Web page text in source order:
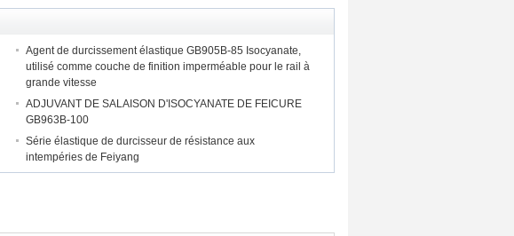
Agent de durcissement élastique GB905B-85 Isocyanate,
utilisé comme couche de finition imperméable pour le rail à
grande vitesse
ADJUVANT DE SALAISON D'ISOCYANATE DE FEICURE
GB963B-100
Série élastique de durcisseur de résistance aux
intempéries de Feiyang